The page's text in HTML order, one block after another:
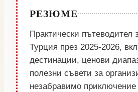
РЕЗЮМЕ
Практически пътеводител
Турция през 2025-2026,
дестинации, ценови
полезни съвети за
незабравимо приключение